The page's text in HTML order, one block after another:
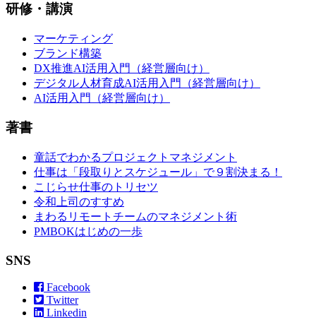
研修・講演
マーケティング
ブランド構築
DX推進AI活用入門（経営層向け）
デジタル人材育成AI活用入門（経営層向け）
AI活用入門（経営層向け）
著書
童話でわかるプロジェクトマネジメント
仕事は「段取りとスケジュール」で９割決まる！
こじらせ仕事のトリセツ
令和上司のすすめ
まわるリモートチームのマネジメント術
PMBOKはじめの一歩
SNS
Facebook
Twitter
Linkedin